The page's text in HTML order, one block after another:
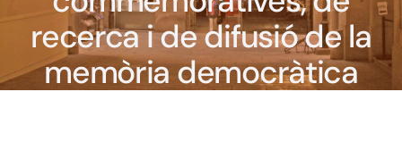
recerca i de difusió de la
memòria democràtica